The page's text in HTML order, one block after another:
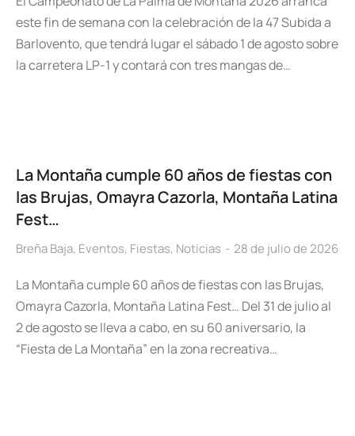
este fin de semana con la celebración de la 47 Subida a
Barlovento, que tendrá lugar el sábado 1 de agosto sobre
la carretera LP-1 y contará con tres mangas de…
La Montaña cumple 60 años de fiestas con
las Brujas, Omayra Cazorla, Montaña Latina
Fest…
Breña Baja, Eventos, Fiestas, Noticias 28 de julio de 2026
La Montaña cumple 60 años de fiestas con las Brujas,
Omayra Cazorla, Montaña Latina Fest… Del 31 de julio al
2 de agosto se lleva a cabo, en su 60 aniversario, la
“Fiesta de La Montaña” en la zona recreativa…